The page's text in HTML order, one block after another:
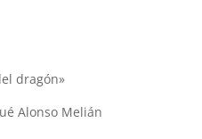
dragón»
Alonso Melián